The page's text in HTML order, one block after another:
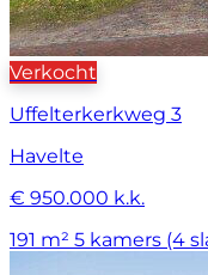
Verkocht
Uffelterkerkweg 3
Havelte
€ 950.000 k.k.
191 m² 5 kamers (4